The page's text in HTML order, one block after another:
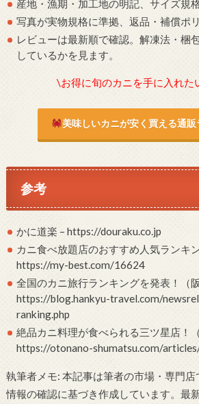
産地・漁期・加工地の明記、サイズ規
写真が実物規格に準拠、返品・補償ポ
レビューは最新順で確認。解凍法・梱
しているかを見ます。
\お得に旬のカニを手に入れた
美味しいカニが安く買える通
参考
かに道楽 – https://douraku.co.jp
カニ食べ放題店のおすすめ人気ランキ
https://my-best.com/16624
全国のカニ旅行ランキングを発表！（
https://blog.hankyu-travel.com/
ranking.php
絶品カニ料理が食べられる三ツ星店！
https://otonano-shumatsu.com/
執筆者メモ: 本記事は筆者の市場・専門
情報の確認に基づき作成しています。最